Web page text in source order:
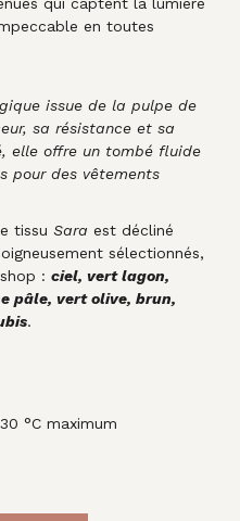
qui captent la lumière
en toutes
issue de la pulpe de
sa résistance et sa
elle offre un tombé fluide
pour des vêtements
tissu Sara est décliné
sélectionnés,
: ciel, vert lagon,
pâle, vert olive, brun,
s.
°C maximum